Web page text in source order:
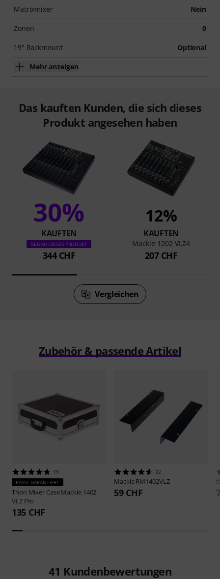
Matrixmixer Nein
Zonen 0
19" Rackmount Optional
Mehr anzeigen
Das kauften Kunden, die sich dieses
Produkt angesehen haben
30%
KAUFTEN
GENAU DIESES PRODUKT
344 CHF
12%
KAUFTEN
Mackie 1202 VLZ4
207 CHF
Vergleichen
Zubehör & passende Artikel
19
PASST GARANTIERT
Thon Mixer Case Mackie 1402
VLZ Pro
135 CHF
32
MackieRM1402VLZ
59 CHF
41 Kundenbewertungen